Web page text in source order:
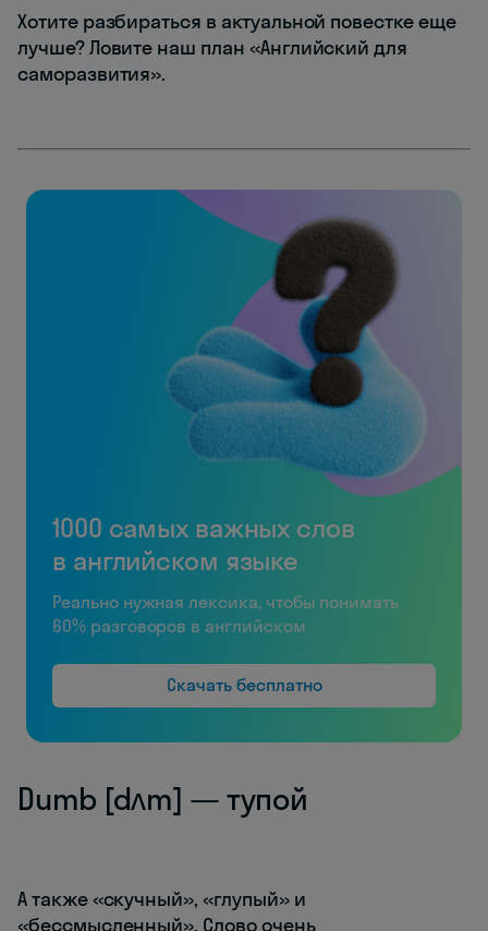
Хотите разбираться в актуальной повестке еще
лучше? Ловите наш план «Английский для
саморазвития».
1000 самых важных слов
в английском языке
Реально нужная лексика, чтобы понимать
60% разговоров в английском
Скачать бесплатно
Dumb [dʌm] — тупой
А также «скучный», «глупый» и
«бессмысленный». Слово очень